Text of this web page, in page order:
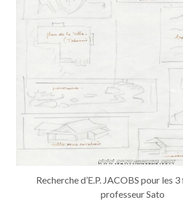
Recherche d’E.P. JACOBS pour les
professeur Sato